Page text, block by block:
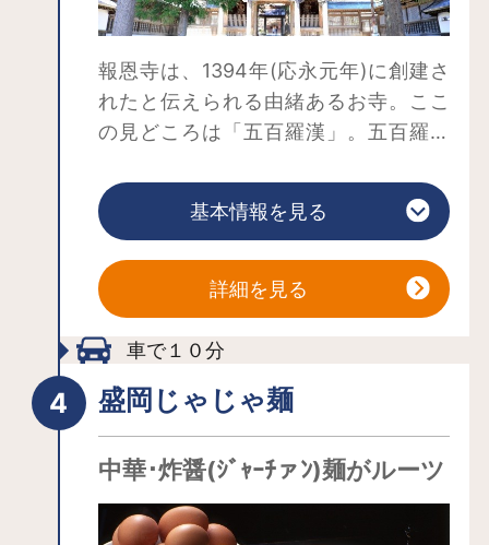
る「盛岡八幡宮例大祭」では多くの神
輿渡御や流鏑馬神事が行われて、境内
は溢れんばかりの人で賑わいます。
</p>
報恩寺は、1394年(応永元年)に創建さ
れたと伝えられる由緒あるお寺。ここ
の見どころは「五百羅漢」。五百羅漢
集まったという五百人の聖者。もとは
生身の人間だけに、人間くさいリアル
山門より中に入っていくと、本堂に向
かって左手側に羅漢堂があり、そこに
ひしめくように納められているのが
1731年（享保16年）から4年を費やして
京都の9人もの仏師の手によってつくら
れたと言われており、全て寄せ木造
り、漆塗り。現存する羅漢像は499体で
すが、木彫りでそれだけの数が残って
基本情報を見る
詳細を見る
車で１０分
盛岡じゃじゃ麺
中華･炸醤(ｼﾞｬｰﾁァﾝ)麺がルーツ